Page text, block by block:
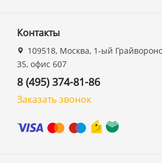
Контакты
109518, Москва, 1-ый
35, офис 607
8 (495) 374-81-86
Заказать звонок